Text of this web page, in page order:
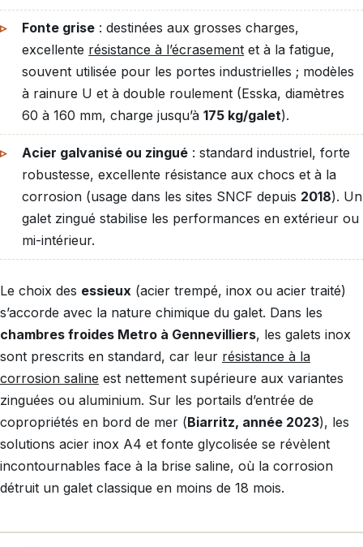
Fonte grise : destinées aux grosses charges,
excellente résistance à l’écrasement et à la fatigue,
souvent utilisée pour les portes industrielles ; modèles
à rainure U et à double roulement (Esska, diamètres
60 à 160 mm, charge jusqu’à175 kg/galet).
Acier galvanisé ou zingué : standard industriel, forte
robustesse, excellente résistance aux chocs et à la
corrosion (usage dans les sites SNCF depuis 2018). Un
galet zingué stabilise les performances en extérieur ou
mi-intérieur.
Le choix des essieux (acier trempé, inox ou acier traité)
s’accorde avec la nature chimique du galet. Dans les
chambres froides Metro à Gennevilliers, les galets inox
sont prescrits en standard, car leur résistance à la
corrosion saline est nettement supérieure aux variantes
zinguées ou aluminium. Sur les portails d’entrée de
copropriétés en bord de mer (Biarritz, année 2023), les
solutions acier inox A4 et fonte glycolisée se révèlent
incontournables face à la brise saline, où la corrosion
détruit un galet classique en moins de 18 mois.